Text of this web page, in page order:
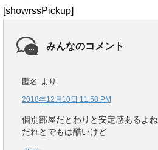
[showrssPickup]
みんなのコメント
匿名 より:
2018年12月10日 11:58 PM
個別部屋だとわりと安定感あるよね
だれとでもは酷いけど